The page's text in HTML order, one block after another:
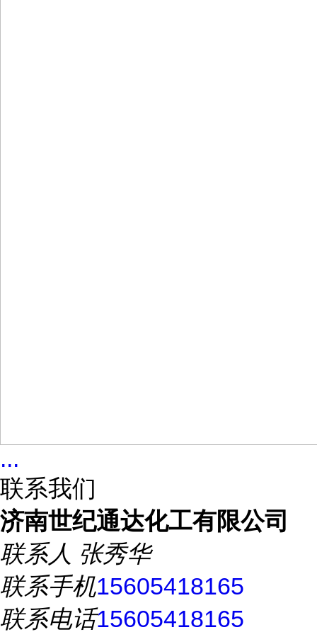
...
联系我们
济南世纪通达化工有限公司
联系人 张秀华
联系手机15605418165
联系电话15605418165